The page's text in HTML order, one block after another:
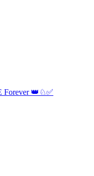
Forever 👑♘✅